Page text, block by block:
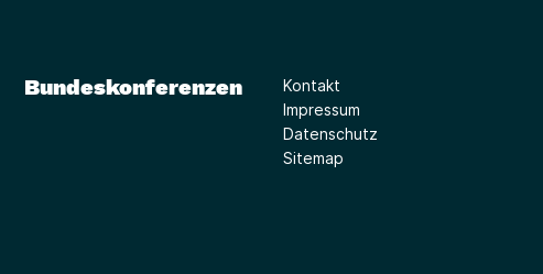
Bundeskonferenzen
Kontakt
Impressum
Datenschutz
Sitemap